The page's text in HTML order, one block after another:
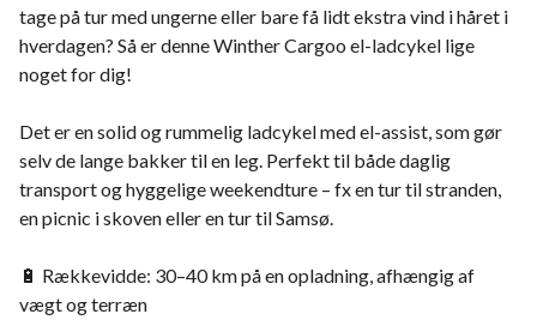
tage på tur med ungerne eller bare få lidt ekstra vind i håret i
hverdagen? Så er denne Winther Cargoo el-ladcykel lige
noget for dig!
Det er en solid og rummelig ladcykel med el-assist, som gør
selv de lange bakker til en leg. Perfekt til både daglig
transport og hyggelige weekendture – fx en tur til stranden,
en picnic i skoven eller en tur til Samsø.
🔋 Rækkevidde: 30–40 km på en opladning, afhængig af
vægt og terræn